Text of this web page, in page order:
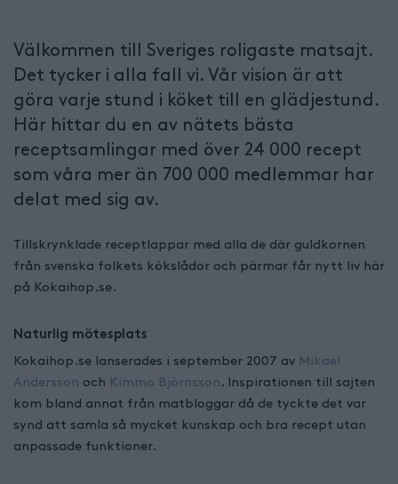
Välkommen till Sveriges roligaste matsajt.
Det tycker i alla fall vi. Vår vision är att
göra varje stund i köket till en glädjestund.
Här hittar du en av nätets bästa
receptsamlingar med över 24 000 recept
som våra mer än 700 000 medlemmar har
delat med sig av.
Tillskrynklade receptlappar med alla de där guldkornen
från svenska folkets kökslådor och pärmar får nytt liv här
på Kokaihop.se.
Naturlig mötesplats
Kokaihop.se lanserades i september 2007 av Mikael
Andersson och Kimmo Björnsson . Inspirationen till sajten
kom bland annat från matbloggar då de tyckte det var
synd att samla så mycket kunskap och bra recept utan
anpassade funktioner.